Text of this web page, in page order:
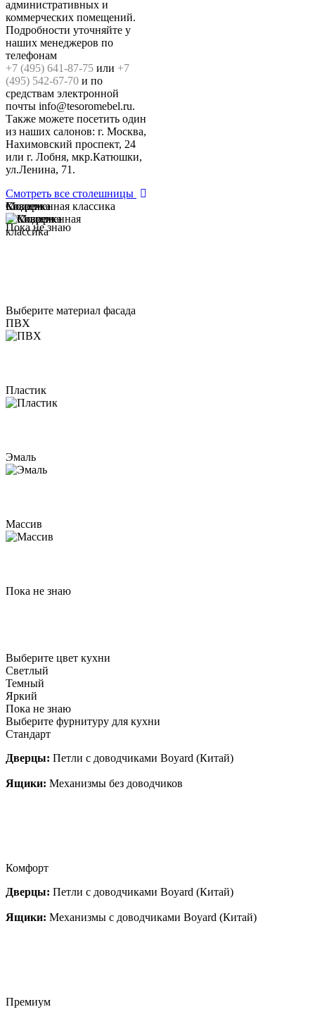
административных и
коммерческих помещений.
Подробности уточняйте у
наших менеджеров по
телефонам
+7 (495) 641-87-75 или +7
(495) 542-67-70 и по
средствам электронной
почты info@tesoromebel.ru.
Также можете посетить один
из наших салонов: г. Москва,
Нахимовский проспект, 24
или г. Лобня, мкр.Катюшки,
ул.Ленина, 71.
Смотреть все столешницы
Модерн
Классика
Современная классика
Пока не знаю
Выберите материал фасада
ПВХ
Пластик
Эмаль
Массив
Пока не знаю
Выберите цвет кухни
Светлый
Темный
Яркий
Пока не знаю
Выберите фурнитуру для кухни
Стандарт
Дверцы: Петли с доводчиками Boyard (Китай)
Ящики: Механизмы без доводчиков
Комфорт
Дверцы: Петли с доводчиками Boyard (Китай)
Ящики: Механизмы с доводчиками Boyard (Китай)
Премиум